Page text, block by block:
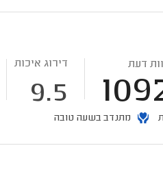
דעת דירוג איכות
9.5
מתנדב בשעה טובה